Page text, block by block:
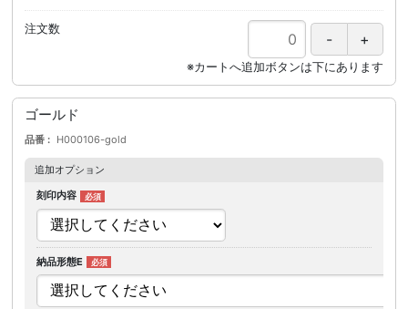
注文数
ゴールド
品番 H000106-gold
追加オプション
刻印内容
納品形態E